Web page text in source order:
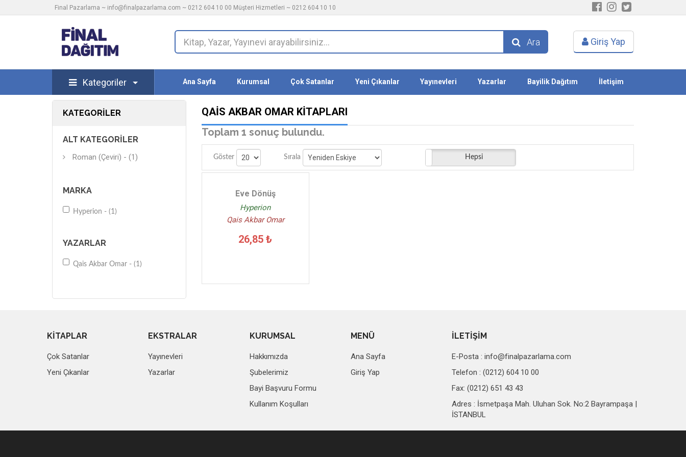
Final Pazarlama ~ info@finalpazarlama.com ~ 0212 604 10 00 Müşteri Hizmetleri ~ 0212 604 10 10
Ara Giriş Yap
Kategoriler Ana Sayfa Kurumsal Çok Satanlar Yeni Çıkanlar Yayınevleri Yazarlar Bayilik Dağıtım İletişim
KATEGORILER
ALT KATEGORILER
Roman (Çeviri) - (1)
MARKA
Hyperion - (1)
YAZARLAR
Qais Akbar Omar - (1)
QAIS AKBAR OMAR KITAPLARI
Toplam 1 sonuç bulundu.
Göster Sırala Stoktakiler Hepsi
Eve Dönüş
Hyperion
Qais Akbar Omar
26,85 ₺
KİTAPLAR
Çok Satanlar
Yeni Çıkanlar
EKSTRALAR
Yayınevleri
Yazarlar
KURUMSAL
Hakkımızda
Şubelerimiz
Bayi Başvuru Formu
Kullanım Koşulları
MENÜ
Ana Sayfa
Giriş Yap
İLETİŞİM
E-Posta :info@finalpazarlama.com
Telefon : (0212) 604 10 00
Fax: (0212) 651 43 43
Adres : İsmetpaşa Mah. Uluhan Sok. No:2 Bayrampaşa |
İSTANBUL